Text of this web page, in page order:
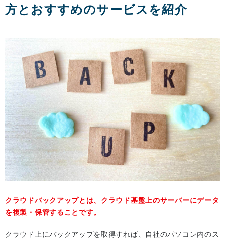
方とおすすめのサービスを紹介
クラウドバックアップとは、クラウド基盤上のサーバーにデータ
を複製・保管することです。
クラウド上にバックアップを取得すれば、自社のパソコン内のス